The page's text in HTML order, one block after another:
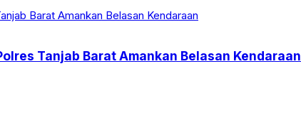
Tanjab Barat Amankan Belasan Kendaraan